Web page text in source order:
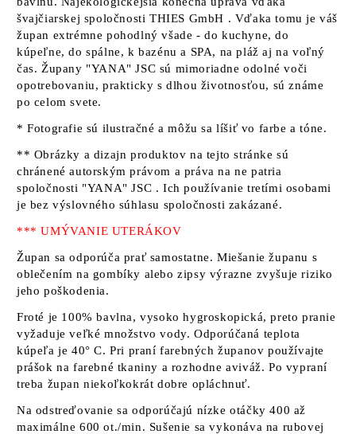
švajčiarskej spoločnostiTHIES GmbH . Vďaka tomu je váš
župan extrémne pohodlný všade - do kuchyne, do
kúpeľne, do spálne, k bazénu a SPA, na pláž aj na voľný
čas. Župany "YANA" JSC sú mimoriadne odolné voči
opotrebovaniu, prakticky s dlhou životnosťou, sú známe
po celom svete.
* Fotografie sú ilustračné a môžu sa líšiť vo farbe a tóne.
** Obrázky a dizajn produktov na tejto stránke sú
chránené autorským právom a práva na ne patria
spoločnosti "YANA" JSC . Ich používanie tretími osobami
je bez výslovného súhlasu spoločnosti zakázané.
*** UMÝVANIE UTERÁKOV
Župan sa odporúča prať samostatne. Miešanie županu s
oblečením na gombíky alebo zipsy výrazne zvyšuje riziko
jeho poškodenia.
Froté je 100% bavlna, vysoko hygroskopická, preto pranie
vyžaduje veľké množstvo vody. Odporúčaná teplota
kúpeľa je 40° C. Pri praní farebných županov používajte
prášok na farebné tkaniny a rozhodne aviváž. Po vypraní
treba župan niekoľkokrát dobre opláchnuť.
Na odstreďovanie sa odporúčajú nízke otáčky 400 až
maximálne 600 ot./min. Sušenie sa vykonáva na rubovej